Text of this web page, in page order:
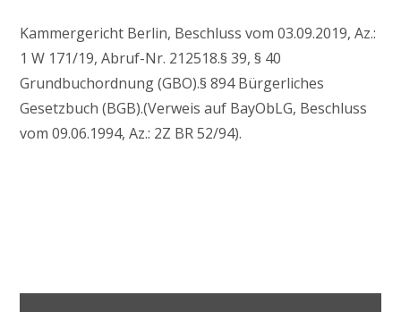
Kammergericht Berlin, Beschluss vom 03.09.2019, Az.:
1 W 171/19, Abruf-Nr. 212518.§ 39, § 40
Grundbuchordnung (GBO).§ 894 Bürgerliches
Gesetzbuch (BGB).(Verweis auf BayObLG, Beschluss
vom 09.06.1994, Az.: 2Z BR 52/94).